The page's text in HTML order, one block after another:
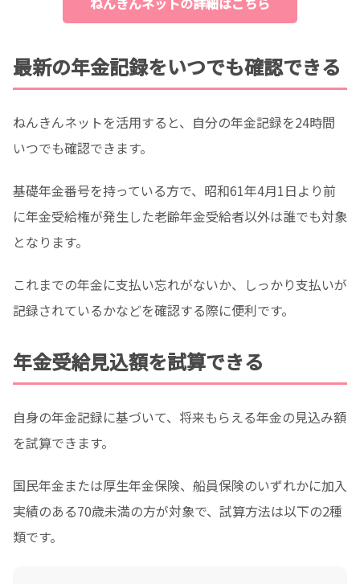
最新の年金記録をいつでも確認できる
ねんきんネットを活用すると、自分の年金記録を24時間
いつでも確認できます。
基礎年金番号を持っている方で、昭和61年4月1日より前
に年金受給権が発生した老齢年金受給者以外は誰でも対象
となります。
これまでの年金に支払い忘れがないか、しっかり支払いが
記録されているかなどを確認する際に便利です。
年金受給見込額を試算できる
自身の年金記録に基づいて、将来もらえる年金の見込み額
を試算できます。
国民年金または厚生年金保険、船員保険のいずれかに加入
実績のある70歳未満の方が対象で、試算方法は以下の2種
類です。